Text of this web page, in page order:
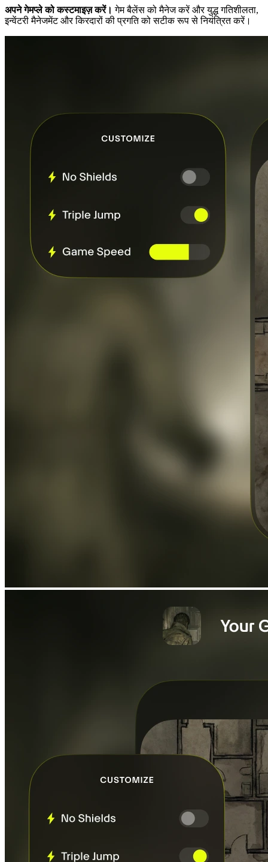
अपने गेमप्ले को कस्टमाइज़ करें। गेम बैलेंस को मैनेज करें और युद्ध गतिशीलता,
इन्वेंटरी मैनेजमेंट और किरदारों की प्रगति को सटीक रूप से नियंत्रित करें।